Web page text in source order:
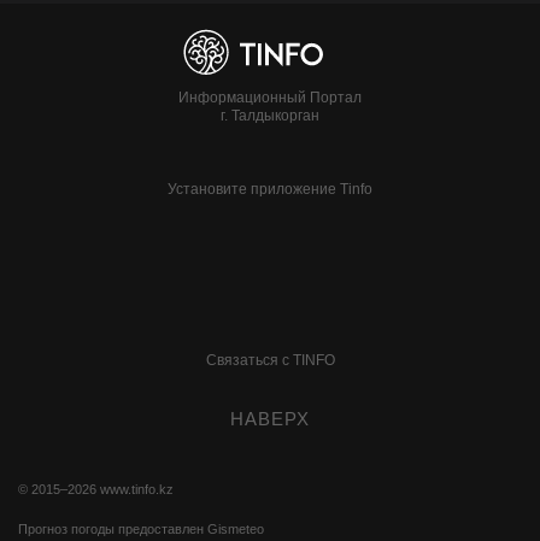
Информационный Портал
г. Талдыкорган
Установите приложение Tinfo
Связаться с TINFO
НАВЕРХ
© 2015–2026 www.tinfo.kz
Прогноз погоды предоставлен Gismeteo